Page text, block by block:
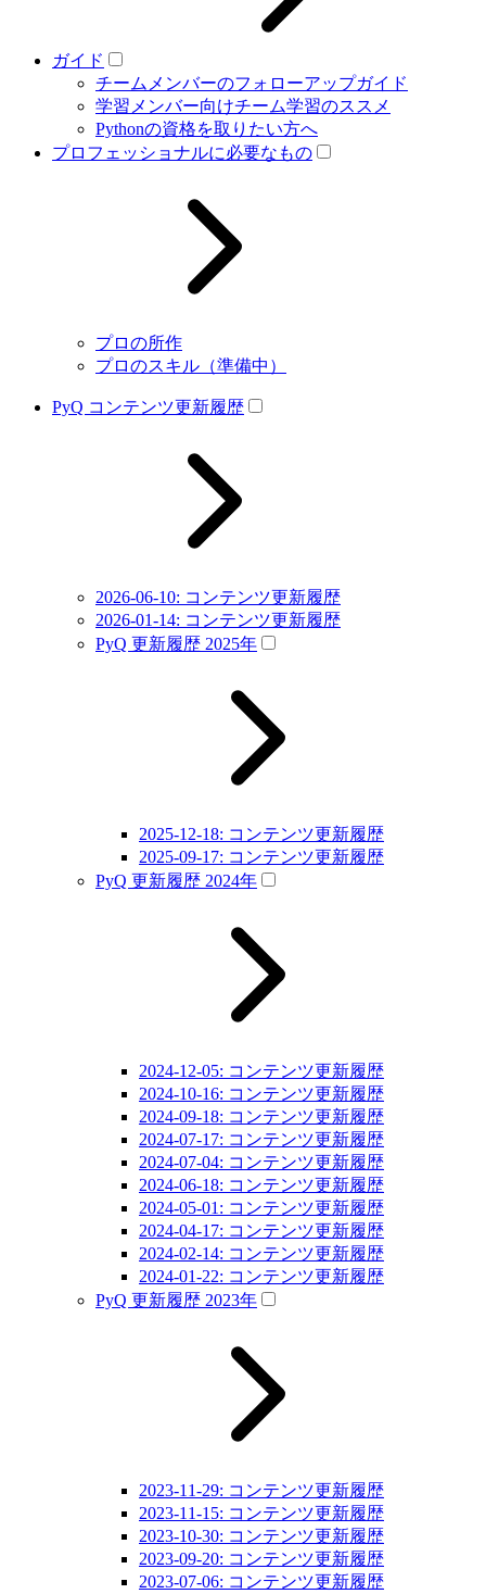
ガイド
チームメンバーのフォローアップガイド
学習メンバー向けチーム学習のススメ
Pythonの資格を取りたい方へ
プロフェッショナルに必要なもの
プロの所作
プロのスキル（準備中）
PyQ コンテンツ更新履歴
2026-06-10: コンテンツ更新履歴
2026-01-14: コンテンツ更新履歴
PyQ 更新履歴 2025年
2025-12-18: コンテンツ更新履歴
2025-09-17: コンテンツ更新履歴
PyQ 更新履歴 2024年
2024-12-05: コンテンツ更新履歴
2024-10-16: コンテンツ更新履歴
2024-09-18: コンテンツ更新履歴
2024-07-17: コンテンツ更新履歴
2024-07-04: コンテンツ更新履歴
2024-06-18: コンテンツ更新履歴
2024-05-01: コンテンツ更新履歴
2024-04-17: コンテンツ更新履歴
2024-02-14: コンテンツ更新履歴
2024-01-22: コンテンツ更新履歴
PyQ 更新履歴 2023年
2023-11-29: コンテンツ更新履歴
2023-11-15: コンテンツ更新履歴
2023-10-30: コンテンツ更新履歴
2023-09-20: コンテンツ更新履歴
2023-07-06: コンテンツ更新履歴